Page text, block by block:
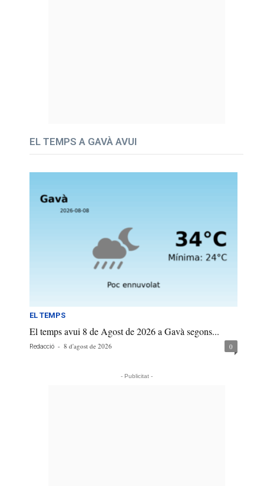
EL TEMPS A GAVÀ AVUI
EL TEMPS
El temps avui 8 de Agost de 2026 a Gavà segons...
Redacció - 8 d'agost de 2026 0
- Publicitat -